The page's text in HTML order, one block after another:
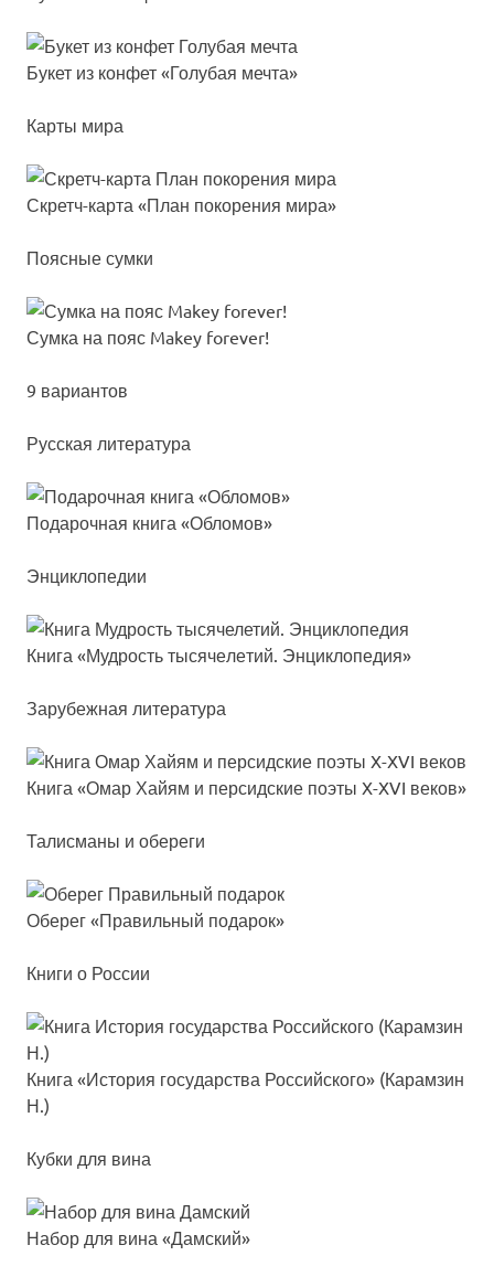
Букет из кон­фет «Голу­бая меч­та»
Карты мира
Скретч-кар­та «План по­ко­ре­ния ми­ра»
Поясные сумки
Сум­ка на по­яс Makey fo­re­ver!
9 вариантов
Русская литература
Пода­роч­ная кни­га «Обло­мов»
Энциклопедии
Кни­га «Муд­рость ты­ся­че­ле­тий. Энцик­ло­пе­дия»
Зарубежная литература
Кни­га «Омар Хай­ям и пер­сид­ские по­эты X-XVI ве­ков»
Талисманы и обереги
Обе­рег «Пра­виль­ный по­да­рок»
Книги о России
Кни­га «Исто­рия го­су­дарс­тва Рос­сий­ско­го» (Карам­зин
Н.)
Кубки для вина
Набор для ви­на «Дам­ский»